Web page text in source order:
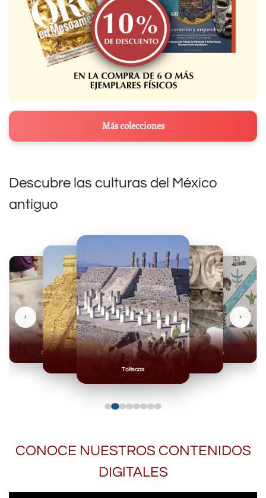
Más colecciones
Descubre las culturas del México
antiguo
Toltecas
Mexicas
Olmecas
‹ ›
CONOCE NUESTROS CONTENIDOS
DIGITALES